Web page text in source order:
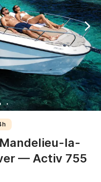
la-
— Activ 755